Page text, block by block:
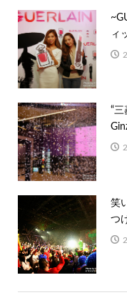
ィ
“
笑
つ